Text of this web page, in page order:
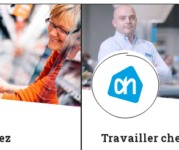
Travailler